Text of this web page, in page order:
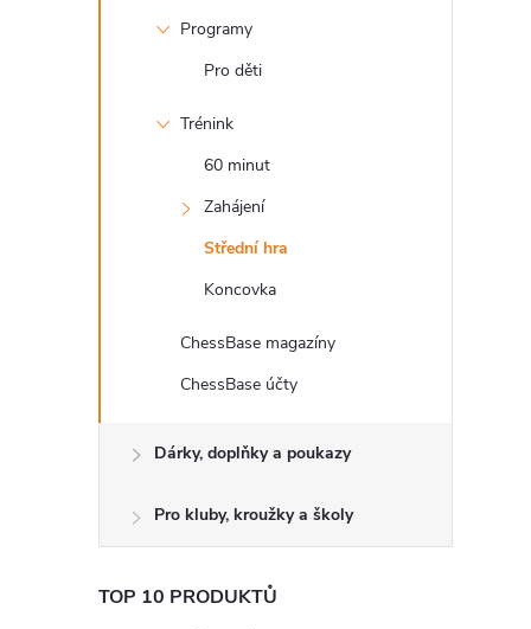
Programy
Pro děti
Trénink
60 minut
Zahájení
Střední hra
Koncovka
ChessBase magazíny
ChessBase účty
Dárky, doplňky a poukazy
Pro kluby, kroužky a školy
TOP 10 PRODUKTŮ